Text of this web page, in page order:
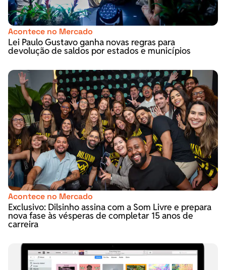
Acontece no Mercado
Lei Paulo Gustavo ganha novas regras para
devolução de saldos por estados e municípios
Acontece no Mercado
Exclusivo: Dilsinho assina com a Som Livre e prepara
nova fase às vésperas de completar 15 anos de
carreira